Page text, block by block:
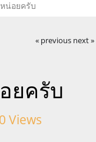
น่อยครับ
« previous next »
ยครับ
Views